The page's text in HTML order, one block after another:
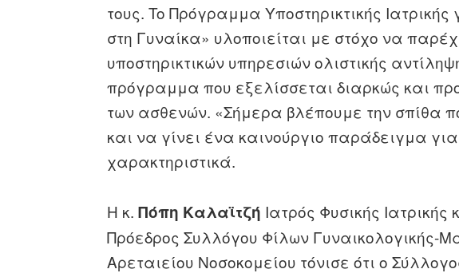
τους. To Πρόγραμμα Υποστηρικτικής
στη Γυναίκα» υλοποιείται με στόχο να
υποστηρικτικών υπηρεσιών ολιστικής
πρόγραμμα που εξελίσσεται διαρκώς και
των ασθενών. «Σήμερα βλέπουμε την σπίθα
και να γίνει ένα καινούργιο παράδειγμα
χαρακτηριστικά.
Η κ.Πόπη Καλαϊτζή Ιατρός Φυσικής
Πρόεδρος Συλλόγου Φίλων Γυναικολογικής-
Αρεταιείου Νοσοκομείου τόνισε ότι ο